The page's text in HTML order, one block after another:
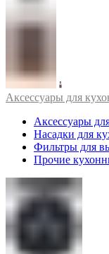
Аксессуары для
Аксессуары
Насадки для
Фильтры для
Прочие